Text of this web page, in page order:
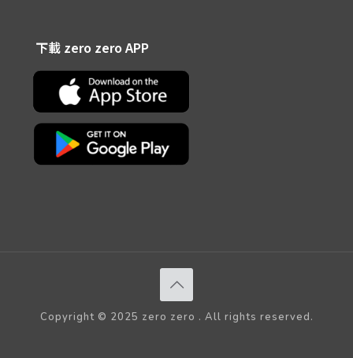
下載 zero zero APP
Copyright © 2025 zero zero . All rights reserved.